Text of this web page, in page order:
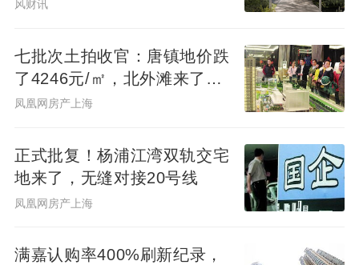
风财讯
七批次土拍收官：唐镇地价跌
了4246元/㎡，北外滩来了两
位温州首富
凤凰网房产上海
正式批复！杨浦江湾双轨交宅
地来了，无缝对接20号线
凤凰网房产上海
满嘉认购率400%刷新纪录，